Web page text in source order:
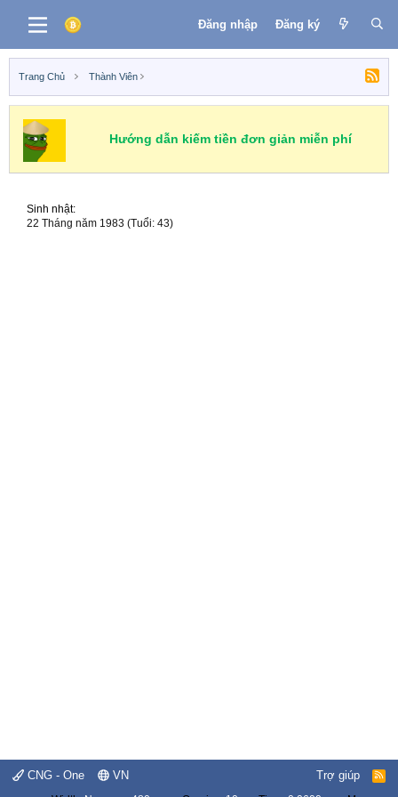
Đăng nhập Đăng ký
Trang Chủ Thành Viên
Hướng dẫn kiếm tiền đơn giản miễn phí
Sinh nhật
22 Tháng năm 1983 (Tuổi: 43)
CNG - One VN Trợ giúp
R